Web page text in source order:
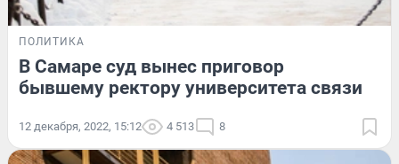
ПОЛИТИКА
В Самаре суд вынес приговор
бывшему ректору университета связи
12 декабря, 2022, 15:12 4 513 8